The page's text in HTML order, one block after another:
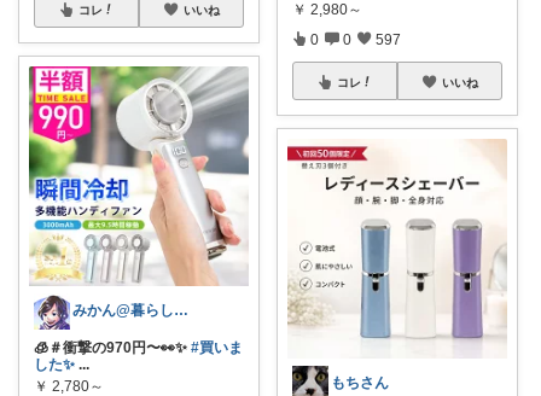
コレ いいね
みかん@暮らしのもの／暑さ対策に全力⛱️
🧊＃衝撃の970円〜👀✨ #買いま
した✨ ...
￥ 2,780～
￥ 2,980～
0 0 597
コレ いいね
もちさん